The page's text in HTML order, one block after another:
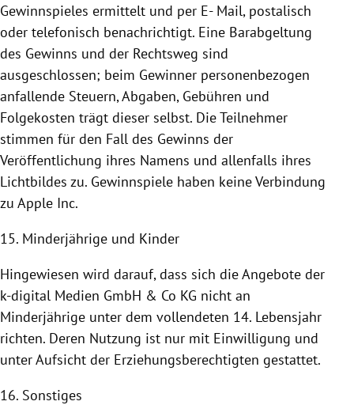
Gewinnspieles ermittelt und per E- Mail, postalisch
oder telefonisch benachrichtigt. Eine Barabgeltung
des Gewinns und der Rechtsweg sind
ausgeschlossen; beim Gewinner personenbezogen
anfallende Steuern, Abgaben, Gebühren und
Folgekosten trägt dieser selbst. Die Teilnehmer
stimmen für den Fall des Gewinns der
Veröffentlichung ihres Namens und allenfalls ihres
Lichtbildes zu. Gewinnspiele haben keine Verbindung
zu Apple Inc.
15. Minderjährige und Kinder
Hingewiesen wird darauf, dass sich die Angebote der
k-digital Medien GmbH & Co KG nicht an
Minderjährige unter dem vollendeten 14. Lebensjahr
richten. Deren Nutzung ist nur mit Einwilligung und
unter Aufsicht der Erziehungsberechtigten gestattet.
16. Sonstiges